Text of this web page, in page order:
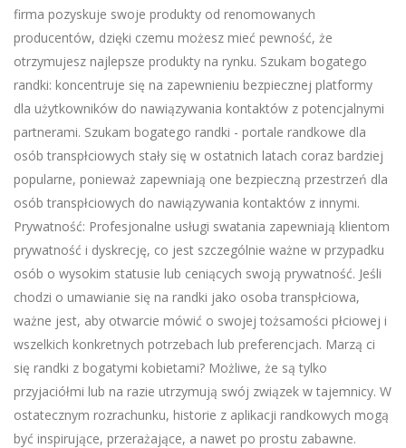
firma pozyskuje swoje produkty od renomowanych
producentów, dzięki czemu możesz mieć pewność, że
otrzymujesz najlepsze produkty na rynku. Szukam bogatego
randki: koncentruje się na zapewnieniu bezpiecznej platformy
dla użytkowników do nawiązywania kontaktów z potencjalnymi
partnerami. Szukam bogatego randki - portale randkowe dla
osób transpłciowych stały się w ostatnich latach coraz bardziej
popularne, ponieważ zapewniają one bezpieczną przestrzeń dla
osób transpłciowych do nawiązywania kontaktów z innymi.
Prywatność: Profesjonalne usługi swatania zapewniają klientom
prywatność i dyskrecję, co jest szczególnie ważne w przypadku
osób o wysokim statusie lub ceniących swoją prywatność. Jeśli
chodzi o umawianie się na randki jako osoba transpłciowa,
ważne jest, aby otwarcie mówić o swojej tożsamości płciowej i
wszelkich konkretnych potrzebach lub preferencjach. Marzą ci
się randki z bogatymi kobietami? Możliwe, że są tylko
przyjaciółmi lub na razie utrzymują swój związek w tajemnicy. W
ostatecznym rozrachunku, historie z aplikacji randkowych mogą
być inspirujące, przerażające, a nawet po prostu zabawne.